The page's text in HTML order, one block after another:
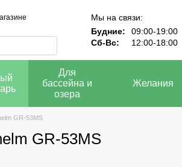
Мы на связи:
Будние:
09:00-19:00
Сб-Вс:
12:00-18:00
Для
бассейна и
озера
Желания
GR-53MS
GR-53MS